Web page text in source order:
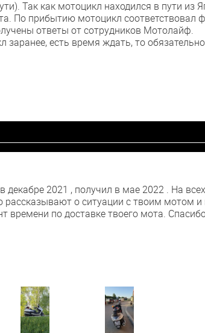
Так как мотоцикл находился в пути из
По прибытию мотоцикл
ответы от сотрудников Мотолайф.
заранее, есть время ждать, то
2021 , получил в мае 2022 . На
рассказывают о ситуации с твоим мотом
времени по доставке твоего мота.